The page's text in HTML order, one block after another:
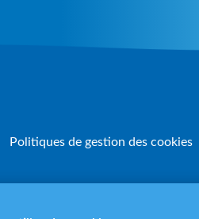
Politiques de gestion des cookies